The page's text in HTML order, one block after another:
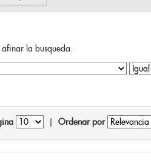
la busqueda.
Ordenar por